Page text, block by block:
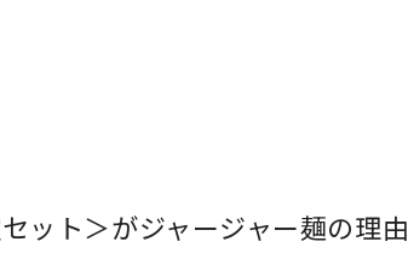
ット＞がジャージャー麺の理由